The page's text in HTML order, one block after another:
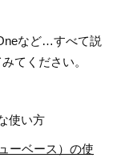
など…すべて説
てください。
使い方
ーベース）の使